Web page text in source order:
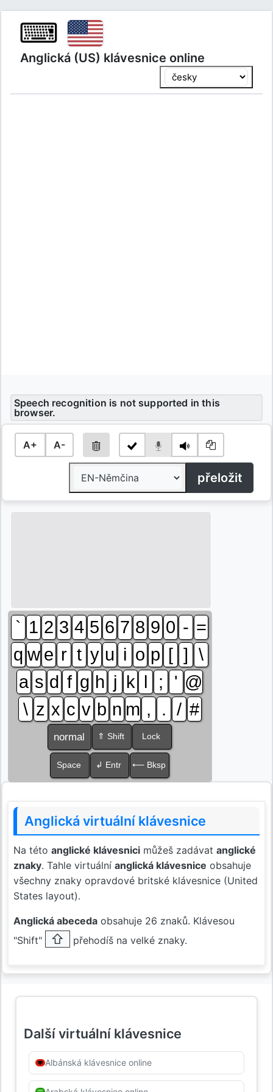
⌨
Anglická (US) klávesnice online
Speech recognition is not supported in this
browser.
A+ A-
přeložit
` 1 2 3 4 5 6 7 8 9 0 - =
q w e r t y u i o p [ ] \
a s d f g h j k l ; ' @
\ z x c v b n m , . / #
normal ⇑ Shift Lock
Space ↲ Entr ⟵ Bksp
Anglická virtuální klávesnice
Na této anglické klávesnici můžeš zadávat anglické
znaky. Tahle virtuální anglická klávesnice obsahuje
všechny znaky opravdové britské klávesnice (United
States layout).
Anglická abeceda obsahuje 26 znaků. Klávesou
"Shift"
⇧ přehodíš na velké znaky.
Další virtuální klávesnice
Albánská klávesnice online